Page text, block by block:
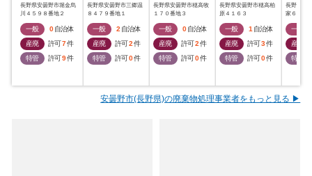
長野県安曇野市堀金烏
川４５９８番地２
一般 0 自治体
産廃
許可7件
特管
許可9件
長野県安曇野市三郷温
８４７９番地１
一般 2 自治体
産廃
許可2 件
特管
許可0件
長野県安曇野市穂高牧
１７０番地３
一般 0 自治体
産廃
許可2 件
特管
許可0件
長野県安曇野市穂高柏
原４１６３
一般 1 自治体
産廃
許可3件
特管
許可0件
長野県安
家６６６
一般
産廃
特管
安曇野市(長野県)の廃棄物処理事業者をもっと見る ▶